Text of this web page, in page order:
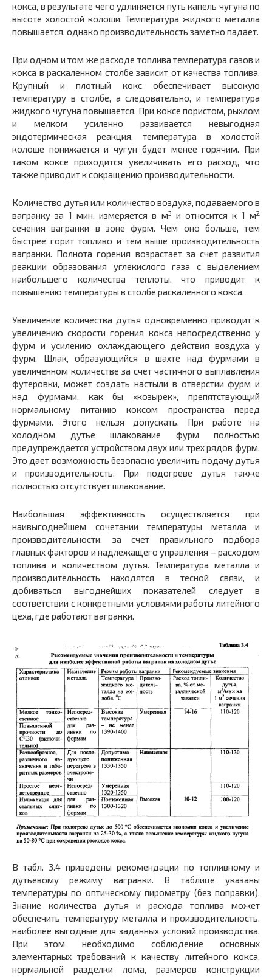
кокса, в результате чего удлиняется путь капель чугуна по
высоте холостой колоши. Температура жидкого металла
повышается, однако производительность заметно падает.
При одном и том же расходе топлива температура газов и
кокса в раскаленном столбе зависит от качества топлива.
Крупный и плотный кокс обеспечивает высокую
температуру в столбе, а следовательно, и температура
жидкого чугуна повышается. При коксе пористом, рыхлом
и мелком усиленно развивается невыгодная
эндотермическая реакция, температура в холостой
колоше понижается и чугун будет менее горячим. При
таком коксе приходится увеличивать его расход, что
также приводит к сокращению производительности.
Количество дутья или количество воздуха, подаваемого в
вагранку за 1 мин, измеряется в м3 и относится к 1 м2
сечения вагранки в зоне фурм. Чем оно больше, тем
быстрее горит топливо и тем выше производительность
вагранки. Полнота горения возрастает за счет развития
реакции образования углекислого газа с выделением
наибольшего количества теплоты, что приводит к
повышению температуры в столбе раскаленного кокса.
Увеличение количества дутья одновременно приводит к
увеличению скорости горения кокса непосредственно у
фурм и усилению охлаждающего действия воздуха у
фурм. Шлак, образующийся в шахте над фурмами в
увеличенном количестве за счет частичного выплавления
футеровки, может создать настыли в отверстии фурм и
над фурмами, как бы «козырек», препятствующий
нормальному питанию коксом пространства перед
фурмами. Этого нельзя допускать. При работе на
холодном дутье шлакование фурм полностью
предупреждается устройством двух или трех рядов фурм.
Это дает возможность безопасно увеличить подачу дутья
и производительность. При подогреве дутья также
полностью отсутствует шлакование.
Наибольшая эффективность осуществляется при
наивыгоднейшем сочетании температуры металла и
производительности, за счет правильного подбора
главных факторов и надлежащего управления – расходом
топлива и количеством дутья. Температура металла и
производительность находятся в тесной связи, и
добиваться выгоднейших показателей следует в
соответствии с конкретными условиями работы литейного
цеха, где работают вагранки.
В табл. 3.4 приведены рекомендации по топливному и
дутьевому режиму вагранки. В таблице указаны
температуры по оптическому пирометру (без поправки).
Знание количества дутья и расхода топлива может
обеспечить температуру металла и производительность,
наиболее выгодные для заданных условий производства.
При этом необходимо соблюдение основных
элементарных требований к качеству литейного кокса,
нормальной разделки лома, размеров конструкции